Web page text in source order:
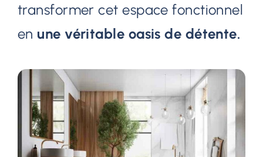
transformer cet espace fonctionnel
en une véritable oasis de détente.